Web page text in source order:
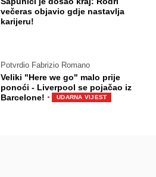
večeras objavio gdje nastavlja
karijeru!
Potvrdio Fabrizio Romano
Veliki "Here we go" malo prije
ponoći - Liverpool se pojačao iz
Barcelone! · UDARNA VIJEST